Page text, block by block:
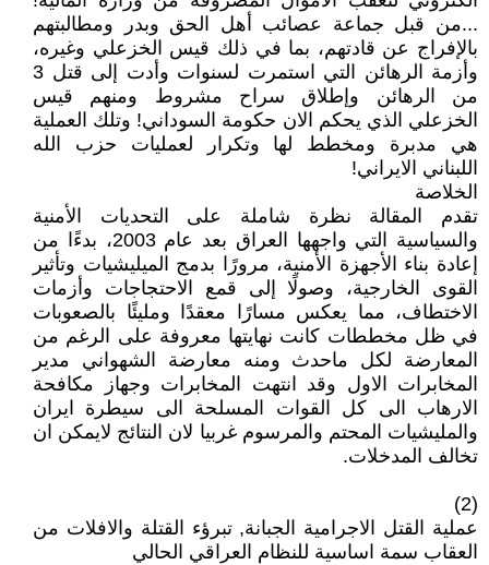
...من قبل جماعة عصائب أهل الحق وبدر ومطالبتهم
بالإفراج عن قادتهم، بما في ذلك قيس الخزعلي وغيره،
وأزمة الرهائن التي استمرت لسنوات وأدت إلى قتل 3
من الرهائن وإطلاق سراح مشروط ومنهم قيس
الخزعلي الذي يحكم الان حكومة السوداني! وتلك العملية
هي مدبرة ومخطط لها وتكرار لعمليات حزب الله
اللبناني الايراني!
الخلاصة
تقدم المقالة نظرة شاملة على التحديات الأمنية
والسياسية التي واجهها العراق بعد عام 2003، بدءًا من
إعادة بناء الأجهزة الأمنية، مرورًا بدمج الميليشيات وتأثير
القوى الخارجية، وصولًا إلى قمع الاحتجاجات وأزمات
الاختطاف، مما يعكس مسارًا معقدًا ومليئًا بالصعوبات
في ظل مخططات كانت نهايتها معروفة على الرغم من
المعارضة لكل ماحدث ومنه معارضة الشهواني مدير
المخابرات الاول وقد انتهت المخابرات وجهاز مكافحة
الارهاب الى كل القوات المسلحة الى سيطرة ايران
والمليشيات المحتم والمرسوم غربيا لان النتائج لايمكن ان
تخالف المدخلات.
(2)
عملية القتل الاجرامية الجبانة, تبرؤء القتلة والافلات من
العقاب سمة اساسية للنظام العراقي الحالي